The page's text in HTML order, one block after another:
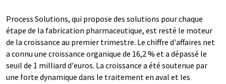
Process Solutions, qui propose des solutions pour chaque
étape de la fabrication pharmaceutique, est resté le moteur
de la croissance au premier trimestre. Le chiffre d'affaires net
a connu une croissance organique de 16,2 % et a dépassé le
seuil de 1 milliard d'euros. La croissance a été soutenue par
une forte dynamique dans le traitement en aval et les